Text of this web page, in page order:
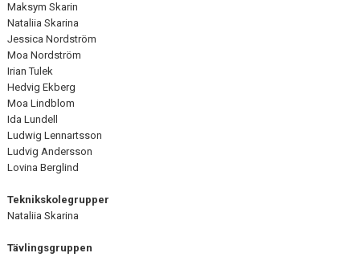
Maksym Skarin
Nataliia Skarina
Jessica Nordström
Moa Nordström
Irian Tulek
Hedvig Ekberg
Moa Lindblom
Ida Lundell
Ludwig Lennartsson
Ludvig Andersson
Lovina Berglind
Teknikskolegrupper
Nataliia Skarina
Tävlingsgruppen